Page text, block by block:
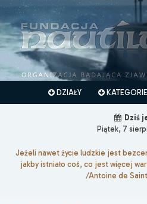
DZIAŁY KATEGORIE
Dziś
Piątek, 7
Jeżeli nawet życie ludzkie jest
jakby istniało coś, co jest więcej
/Antoine de